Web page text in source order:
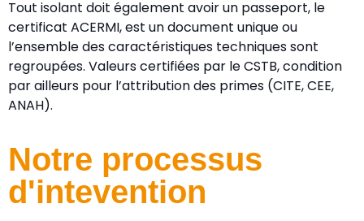
Tout isolant doit également avoir un passeport, le
certificat ACERMI, est un document unique ou
l’ensemble des caractéristiques techniques sont
regroupées. Valeurs certifiées par le CSTB, condition
par ailleurs pour l’attribution des primes (CITE, CEE,
ANAH).
Notre processus
d'intevention